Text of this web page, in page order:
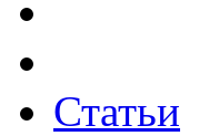
Статьи